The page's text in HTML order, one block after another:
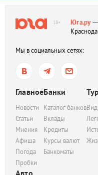
18+ Юга.ру—
Мы в социальных сетях:
Главное
Новости
Статьи
Мнения
Афиша
Погода
Пробки
Банки
Каталог банков
Вклады
Кредиты
Курсы валют
Банкоматы
Авто